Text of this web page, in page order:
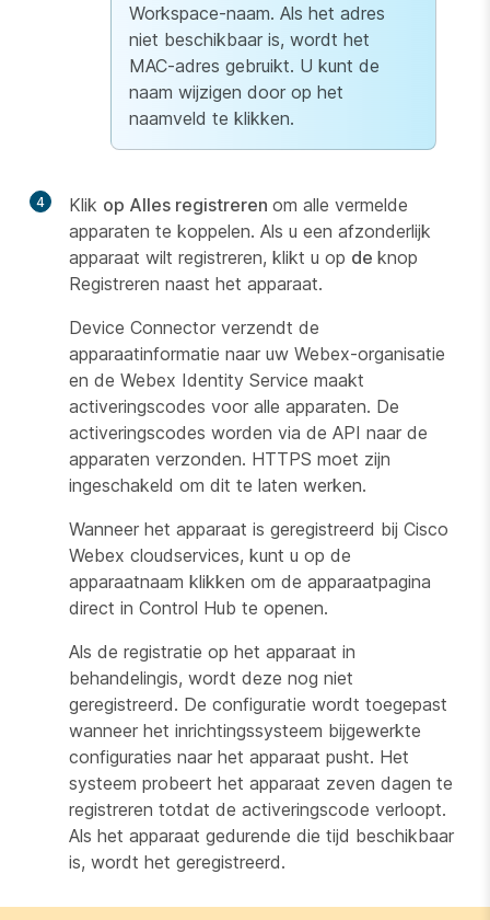
Workspace-naam. Als het adres
niet beschikbaar is, wordt het
MAC-adres gebruikt. U kunt de
naam wijzigen door op het
naamveld te klikken.
4 Klik op Alles registreren om alle vermelde
apparaten te koppelen. Als u een afzonderlijk
apparaat wilt registreren, klikt u op de knop
Registreren naast het apparaat.
Device Connector verzendt de
apparaatinformatie naar uw Webex-organisatie
en de Webex Identity Service maakt
activeringscodes voor alle apparaten. De
activeringscodes worden via de API naar de
apparaten verzonden. HTTPS moet zijn
ingeschakeld om dit te laten werken.
Wanneer het apparaat is geregistreerd bij Cisco
Webex cloudservices, kunt u op de
apparaatnaam klikken om de apparaatpagina
direct in Control Hub te openen.
Als de registratie op het apparaat in
behandelingis, wordt deze nog niet
geregistreerd. De configuratie wordt toegepast
wanneer het inrichtingssysteem bijgewerkte
configuraties naar het apparaat pusht. Het
systeem probeert het apparaat zeven dagen te
registreren totdat de activeringscode verloopt.
Als het apparaat gedurende die tijd beschikbaar
is, wordt het geregistreerd.